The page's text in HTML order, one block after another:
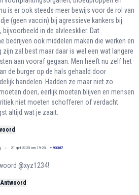
is er ook steeds meer bewijs voor de rol van
(geen vaccin) bij agressieve kankers bij
bijvoorbeeld in de alvleesklier. Dat
bedrijven ook middelen maken die werken en
zijn zal best maar daar is wel een wat langere
aan vooraf gegaan. Men heeft nu zelf het
de burger op de hals gehaald door
handelen. Hadden ze maar niet zo
doen, eerlijk moeten blijven en mensen
niet moeten schofferen of verdacht
altijd wat je zaait.
21 april 2025 om 19:23 + 93387
@xyz1234!
Antwoord